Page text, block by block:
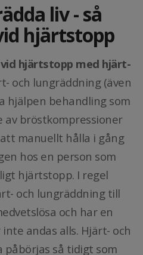
liv - så
hjärtstopp
hjärtstopp med hjärt-
och lungräddning (även
hjälpen behandling som
bröstkompressioner
manuellt hålla i gång
hos en person som
hjärtstopp. I regel
och lungräddning till
och har en
andas alls. Hjärt- och
påbörjas så tidigt som